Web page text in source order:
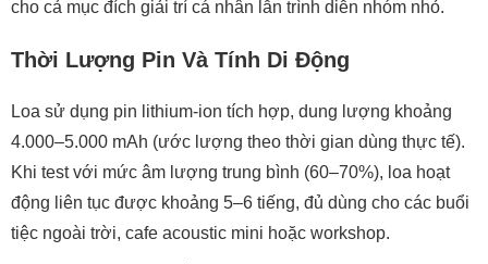
cho cả mục đích giải trí cá nhân lẫn trình diễn nhóm nhỏ.
Thời Lượng Pin Và Tính Di Động
Loa sử dụng pin lithium-ion tích hợp, dung lượng khoảng
4.000–5.000 mAh (ước lượng theo thời gian dùng thực tế).
Khi test với mức âm lượng trung bình (60–70%), loa hoạt
động liên tục được khoảng 5–6 tiếng, đủ dùng cho các buổi
tiệc ngoài trời, cafe acoustic mini hoặc workshop.